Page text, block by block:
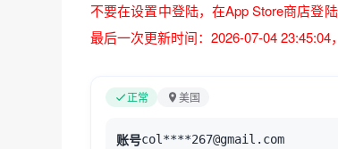
不要在设置中登陆，在App Store商店登
最后一次更新时间：2026-07-04 23:45:04
正常 美国
账号col****267@gmail.com